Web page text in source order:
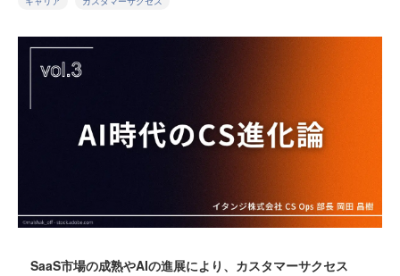
SaaS市場の成熟やAIの進展により、カスタマーサクセス